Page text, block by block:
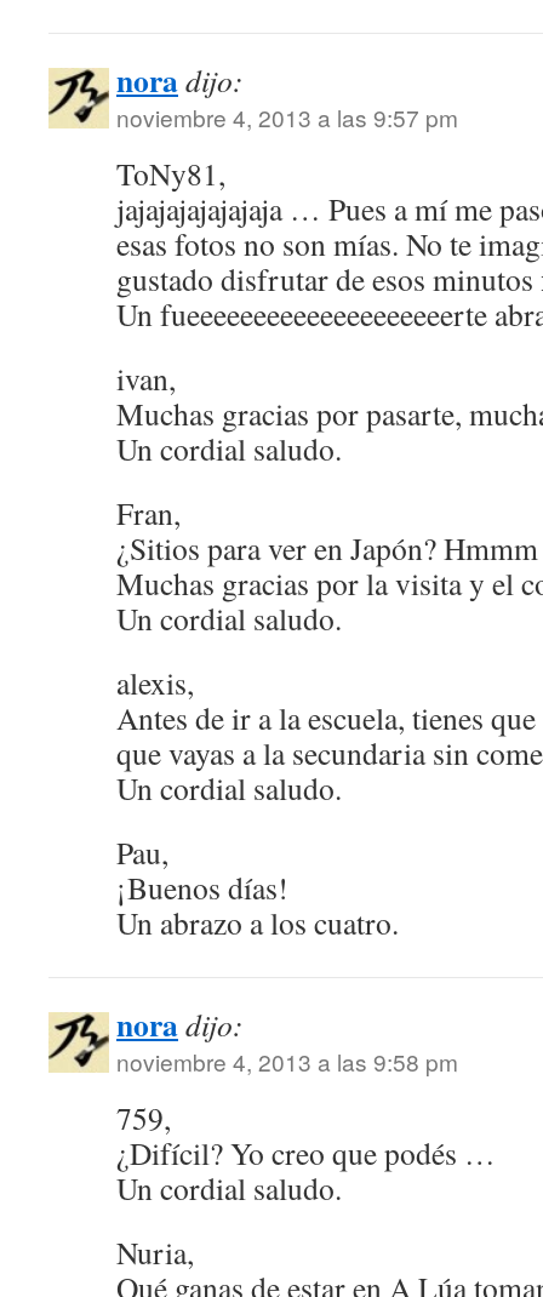
noradijo:
noviembre 4, 2013 a las 9:57 pm
ToNy81,
jajajajajajajaja … Pues a mí me
esas fotos no son mías. No te
gustado disfrutar de esos minutos
Un fueeeeeeeeeeeeeeeeeeeerte
ivan,
Muchas gracias por pasarte,
Un cordial saludo.
Fran,
¿Sitios para ver en Japón?
Muchas gracias por la visita y el
Un cordial saludo.
alexis,
Antes de ir a la escuela, tienes
que vayas a la secundaria sin
Un cordial saludo.
Pau,
¡Buenos días!
Un abrazo a los cuatro.
noradijo:
noviembre 4, 2013 a las 9:58 pm
759,
¿Difícil? Yo creo que podés …
Un cordial saludo.
Nuria,
Qué ganas de estar en A Lúa